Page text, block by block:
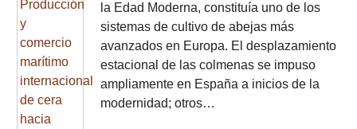
la Edad Moderna, constituía uno de los
sistemas de cultivo de abejas más
avanzados en Europa. El desplazamiento
estacional de las colmenas se impuso
ampliamente en España a inicios de la
modernidad; otros…